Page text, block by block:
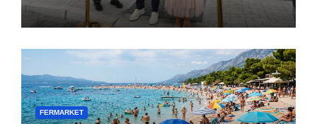
FERMARKET